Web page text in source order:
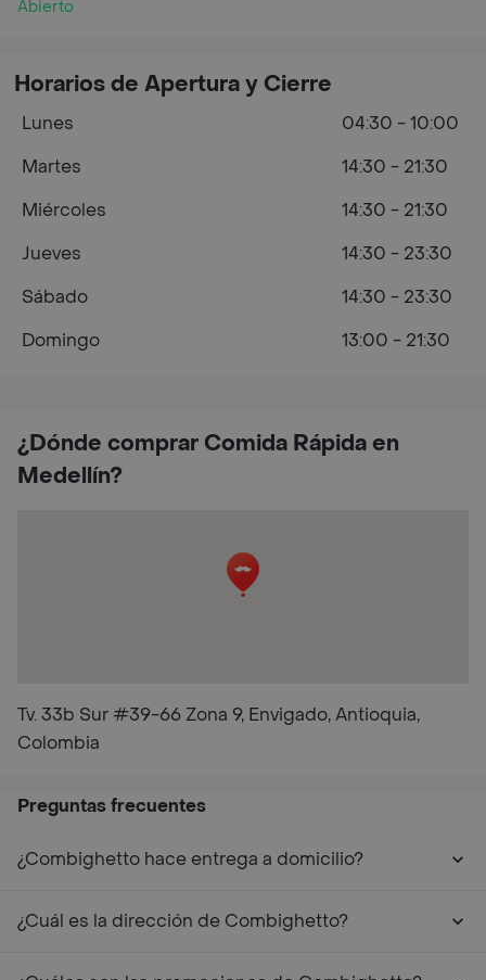
Abierto
¿Dónde comprar Comida Rápida en
Medellín?
Tv. 33b Sur #39-66 Zona 9, Envigado, Antioquia,
Colombia
Horarios de Apertura y Cierre
Lunes
04:30 - 10:00
Martes
14:30 - 21:30
Miércoles
14:30 - 21:30
Jueves
14:30 - 23:30
Sábado
14:30 - 23:30
Domingo
13:00 - 21:30
Preguntas frecuentes
¿Combighetto hace entrega a domicilio?
¿Cuál es la dirección de Combighetto?